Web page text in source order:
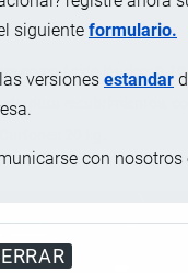
siguiente formulario.
versiones estandar
con nosotros
como ácido láurico:
para recubrimientos,